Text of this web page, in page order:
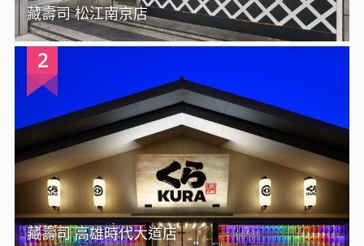
藏壽司 松江南京店
2
藏壽司 高雄時代大道店